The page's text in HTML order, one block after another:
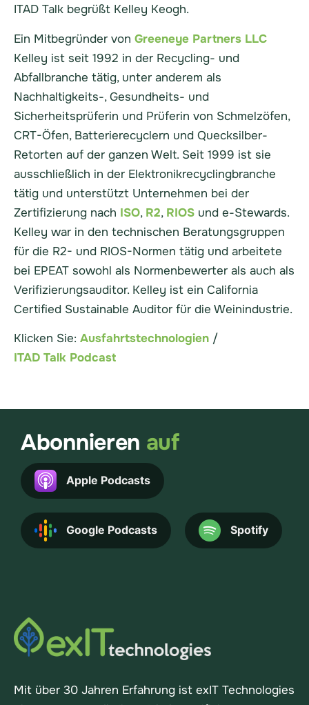
ITAD Talk begrüßt Kelley Keogh.
Ein Mitbegründer von Greeneye Partners LLC
Kelley ist seit 1992 in der Recycling- und
Abfallbranche tätig, unter anderem als
Nachhaltigkeits-, Gesundheits- und
Sicherheitsprüferin und Prüferin von Schmelzöfen,
CRT-Öfen, Batterierecyclern und Quecksilber-
Retorten auf der ganzen Welt. Seit 1999 ist sie
ausschließlich in der Elektronikrecyclingbranche
tätig und unterstützt Unternehmen bei der
Zertifizierung nach ISO, R2, RIOS und e-Stewards.
Kelley war in den technischen Beratungsgruppen
für die R2- und RIOS-Normen tätig und arbeitete
bei EPEAT sowohl als Normenbewerter als auch als
Verifizierungsauditor. Kelley ist ein California
Certified Sustainable Auditor für die Weinindustrie.
Klicken Sie: Ausfahrtstechnologien /
ITAD Talk Podcast
Abonnieren auf
Apple Podcasts
Google Podcasts Spotify
Mit über 30 Jahren Erfahrung ist exIT Technologies